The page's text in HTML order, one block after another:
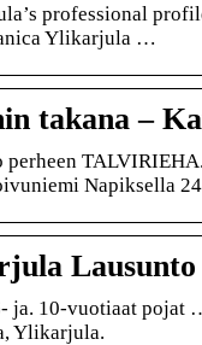
professional
Ylikarjula …
takana –
Napiksella
ja. 10-vuotiaat
Ylikarjula.